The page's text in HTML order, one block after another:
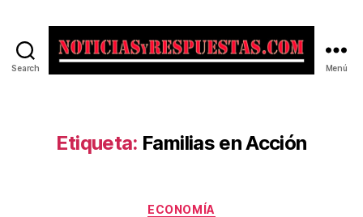
Search Menú
Etiqueta: Familias en Acción
Categorías
ECONOMÍA